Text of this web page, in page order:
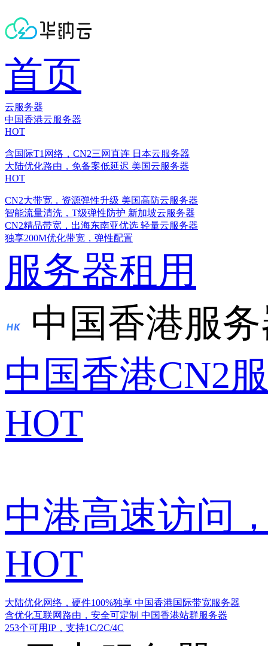
首页
云服务器
中国香港云服务器
HOT
含国际T1网络，CN2三网直连 日本云服务器
大陆优化路由，免备案低延迟 美国云服务器
HOT
CN2大带宽，资源弹性升级 美国高防云服务器
智能流量清洗，T级弹性防护 新加坡云服务器
CN2精品带宽，出海东南亚优选 轻量云服务器
独享200M优化带宽，弹性配置
服务器租用
中国香港服
中国香港CN2
HOT
中港高速访问
HOT
大陆优化网络，硬件100%独享 中国香港国际带宽服务器
含优化互联网路由，安全可定制 中国香港站群服务器
253个可用IP，支持1C/2C/4C